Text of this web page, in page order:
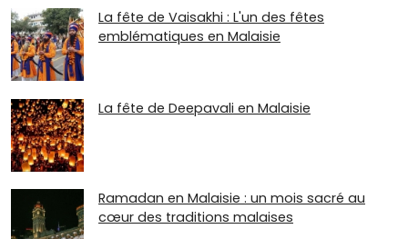
La fête de Vaisakhi : L'un des fêtes
emblématiques en Malaisie
La fête de Deepavali en Malaisie
Ramadan en Malaisie : un mois sacré au
cœur des traditions malaises